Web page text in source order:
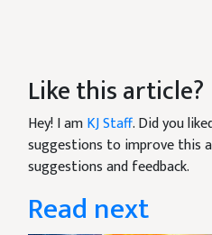
Like this article?
Hey! I amKJ Staff. Did you
suggestions to improve this
suggestions and feedback.
Read next